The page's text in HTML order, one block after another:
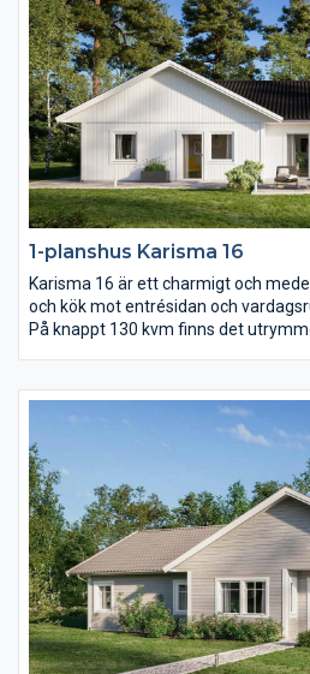
1-planshus Karisma 16
Karisma 16 är ett charmigt och
och kök mot entrésidan och
På knappt 130 kvm finns det
ryggåstak.